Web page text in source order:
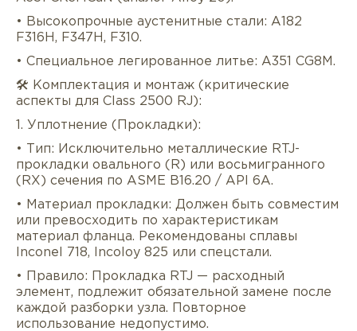
• Высокопрочные аустенитные стали: A182
F316H, F347H, F310.
• Специальное легированное литье: A351 CG8M.
🛠️ Комплектация и монтаж (критические
аспекты для Class 2500 RJ):
1. Уплотнение (Прокладки):
• Тип: Исключительно металлические RTJ-
прокладки овального (R) или восьмигранного
(RX) сечения по ASME B16.20 / API 6A.
• Материал прокладки: Должен быть совместим
или превосходить по характеристикам
материал фланца. Рекомендованы сплавы
Inconel 718, Incoloy 825 или спецстали.
• Правило: Прокладка RTJ — расходный
элемент, подлежит обязательной замене после
каждой разборки узла. Повторное
использование недопустимо.